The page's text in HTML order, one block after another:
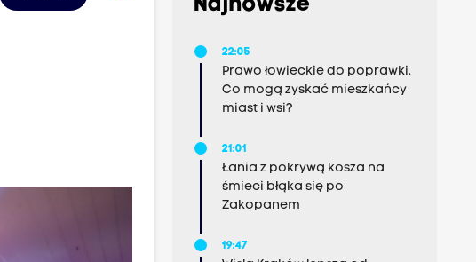
Najnowsze
22:05
Prawo łowieckie do poprawki.
Co mogą zyskać mieszkańcy
miast i wsi?
21:01
Łania z pokrywą kosza na
śmieci błąka się po
Zakopanem
19:47